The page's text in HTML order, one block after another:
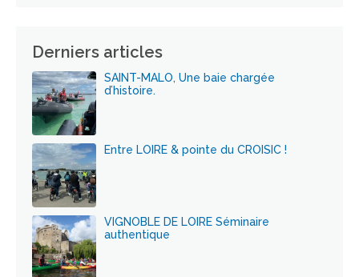
Derniers articles
SAINT-MALO, Une baie chargée
d’histoire.
Entre LOIRE & pointe du CROISIC !
VIGNOBLE DE LOIRE Séminaire
authentique